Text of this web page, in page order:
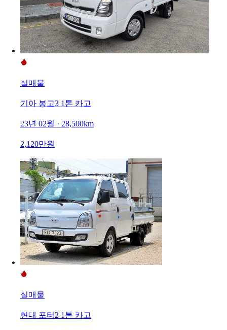
실매물
기아 봉고3 1톤 카고
23년 02월 · 28,500km
2,120만원
실매물
현대 포터2 1톤 카고